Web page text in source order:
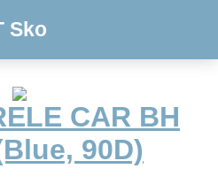
Sko
CAR BH
90D)